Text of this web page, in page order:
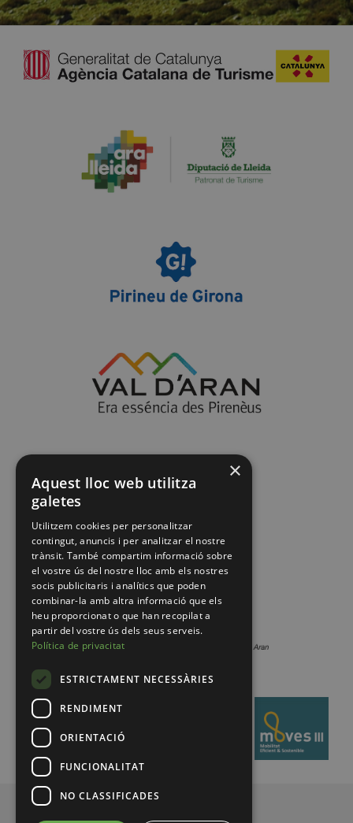
×
Aquest lloc web utilitza
galetes
Utilitzem cookies per personalitzar
contingut, anuncis i per analitzar el nostre
trànsit. També compartim informació sobre
el vostre ús del nostre lloc amb els nostres
socis publicitaris i analítics que poden
combinar-la amb altra informació que els
heu proporcionat o que han recopilat a
partir del vostre ús dels seus serveis.
Política de privacitat
ESTRICTAMENT NECESSÀRIES
RENDIMENT
ORIENTACIÓ
FUNCIONALITAT
NO CLASSIFICADES